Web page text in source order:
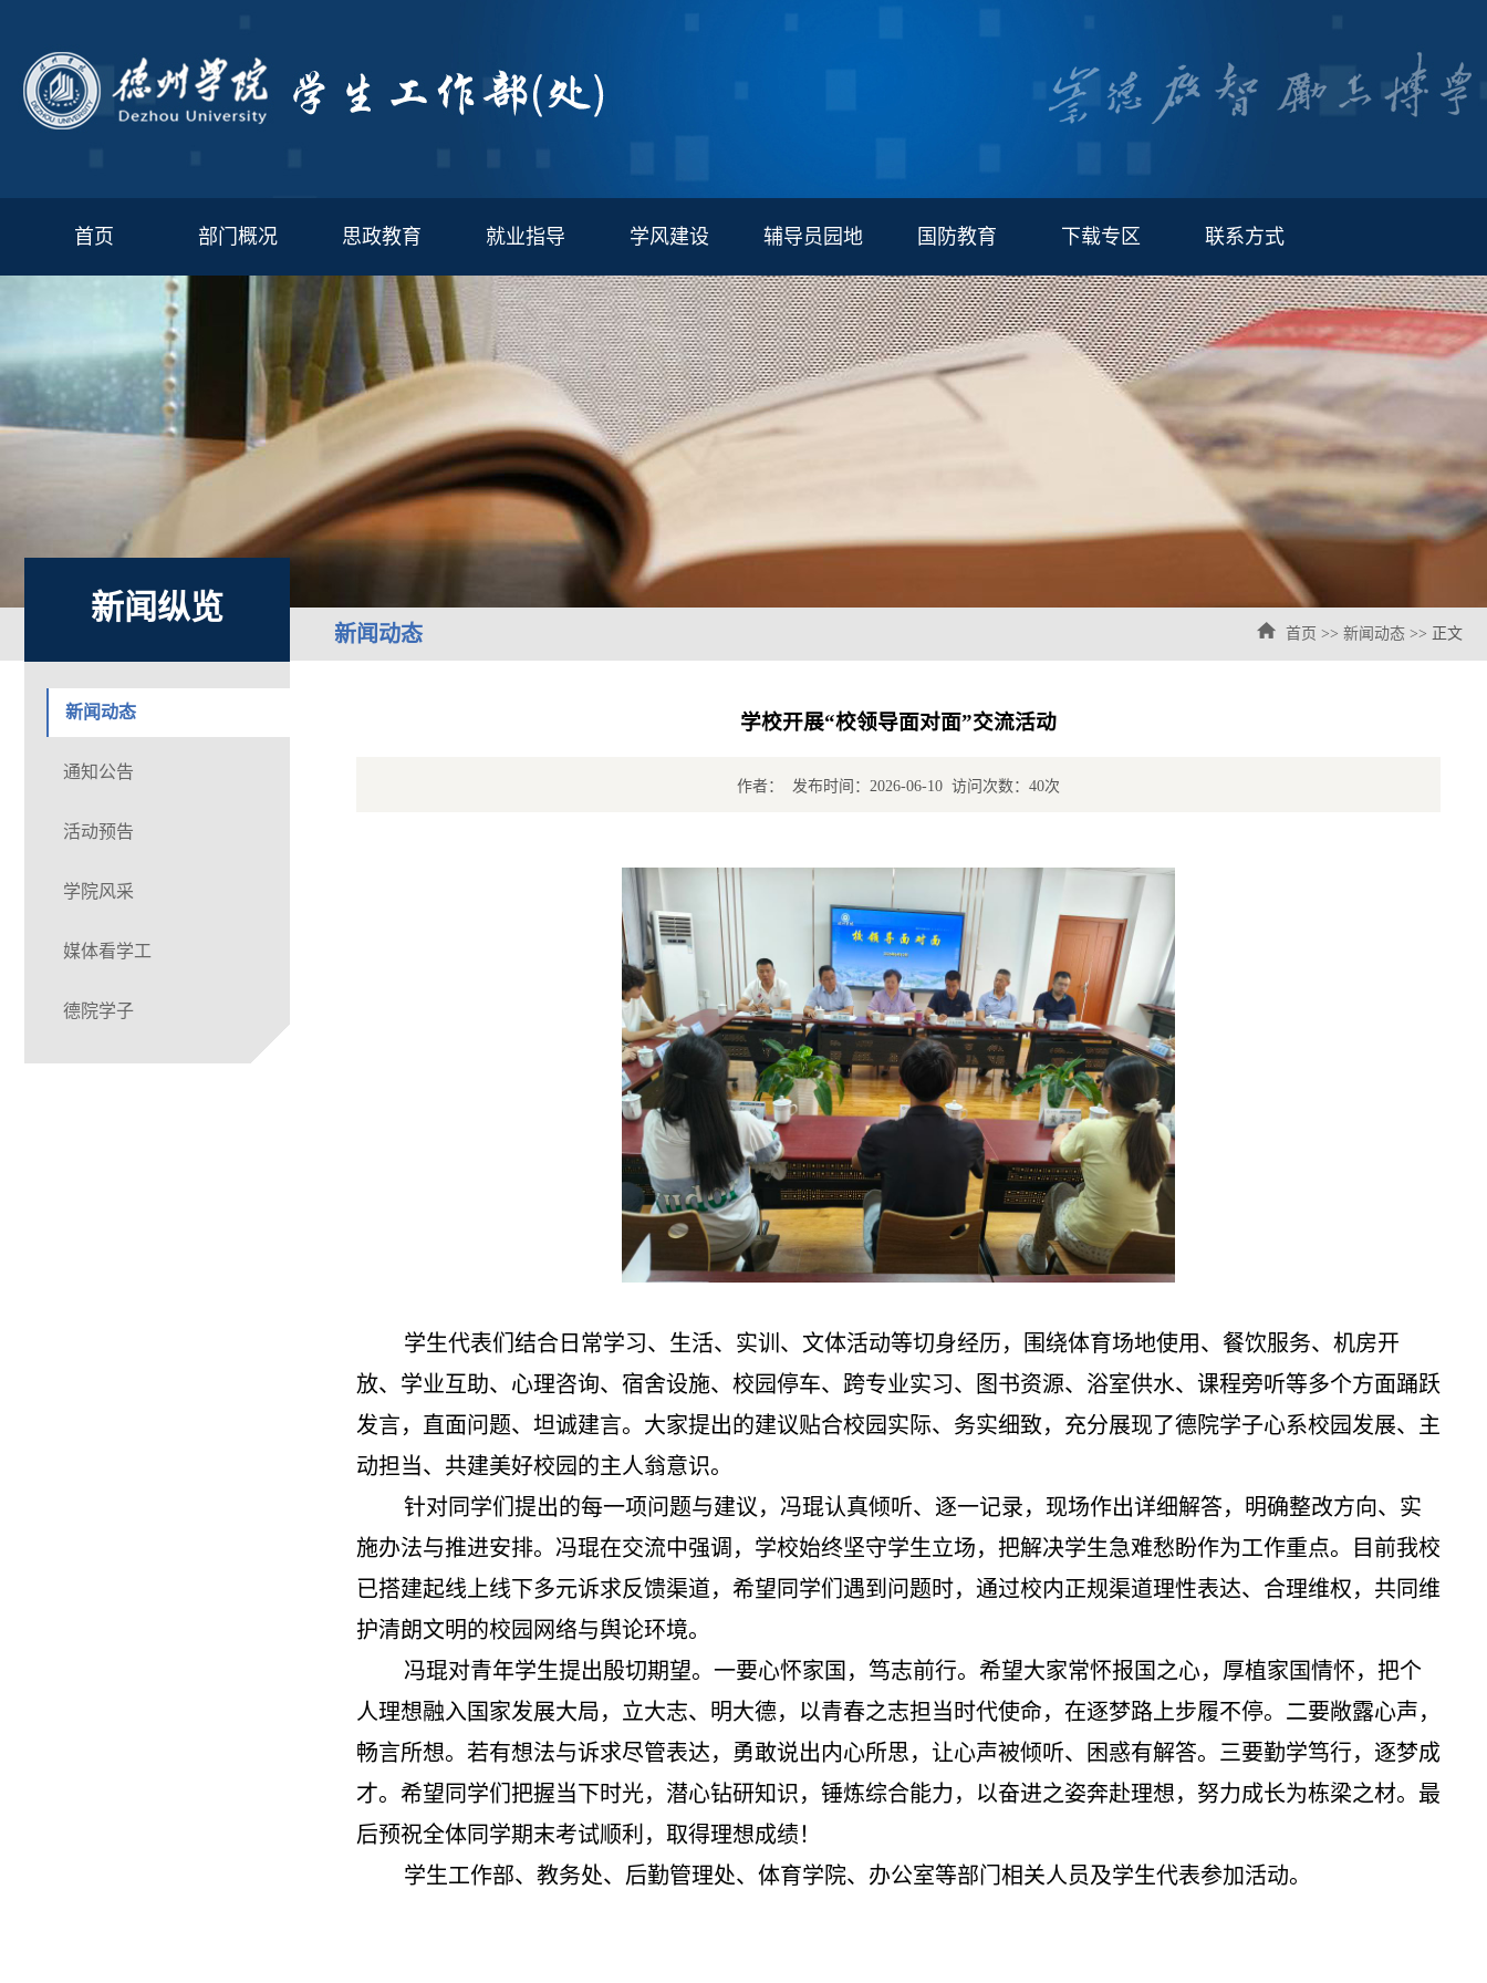
首页 部门概况 思政教育 就业指导 学风建设 辅导员园地 国防教育 下载专区 联系方式
新闻纵览
新闻动态 首页 >> 新闻动态 >> 正文
新闻动态
通知公告
活动预告
学院风采
媒体看学工
德院学子
学校开展“校领导面对面”交流活动
作者： 发布时间：2026-06-10 访问次数： 40次
学生代表们结合日常学习、生活、实训、文体活动等切身经历，围绕体育场地使用、餐饮服务、机房开
放、学业互助、心理咨询、宿舍设施、校园停车、跨专业实习、图书资源、浴室供水、课程旁听等多个方面踊跃
发言，直面问题、坦诚建言。大家提出的建议贴合校园实际、务实细致，充分展现了德院学子心系校园发展、主
动担当、共建美好校园的主人翁意识。
针对同学们提出的每一项问题与建议，冯琨认真倾听、逐一记录，现场作出详细解答，明确整改方向、实
施办法与推进安排。冯琨在交流中强调，学校始终坚守学生立场，把解决学生急难愁盼作为工作重点。目前我校
已搭建起线上线下多元诉求反馈渠道，希望同学们遇到问题时，通过校内正规渠道理性表达、合理维权，共同维
护清朗文明的校园网络与舆论环境。
冯琨对青年学生提出殷切期望。 一要心怀家国，笃志前行。希望大家常怀报国之心，厚植家国情怀，把个
人理想融入国家发展大局，立大志、明大德，以青春之志担当时代使命，在逐梦路上步履不停。二要敞露心声，
畅言所想。若有想法与诉求尽管表达，勇敢说出内心所思，让心声被倾听、困惑有解答。三要勤学笃行，逐梦成
才。希望同学们把握当下时光，潜心钻研知识，锤炼综合能力，以奋进之姿奔赴理想，努力成长为栋梁之材。最
后预祝全体同学期末考试顺利，取得理想成绩！
学生工作部、教务处、后勤管理处、体育学院、办公室等部门相关人员及学生代表参加活动。